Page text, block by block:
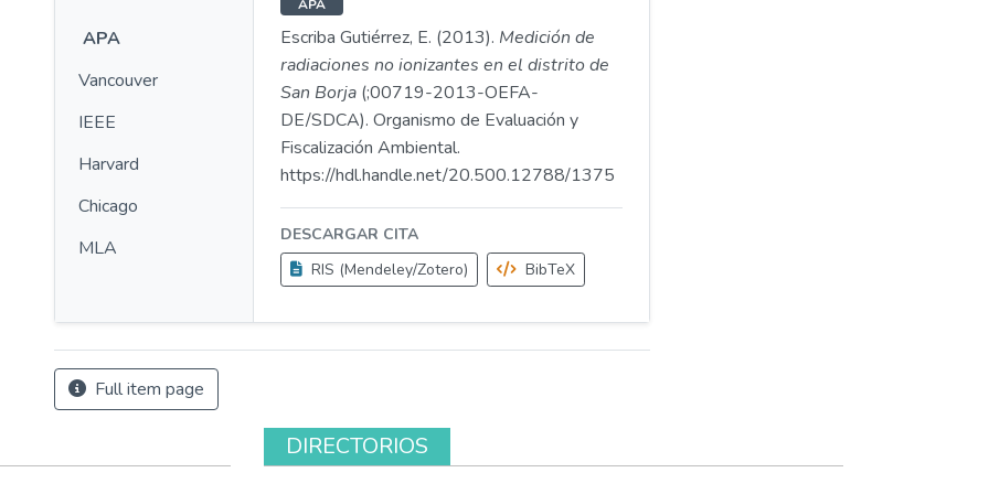
APA
Vancouver
IEEE
Harvard
Chicago
MLA
APA
Escriba Gutiérrez, E. (2013). Medición de
radiaciones no ionizantes en el distrito de
San Borja (;00719-2013-OEFA-
DE/SDCA). Organismo de Evaluación y
Fiscalización Ambiental.
https://hdl.handle.net/20.500.12788/1375
DESCARGAR CITA
RIS (Mendeley/Zotero)
BibTeX
Full item page
DIRECTORIOS